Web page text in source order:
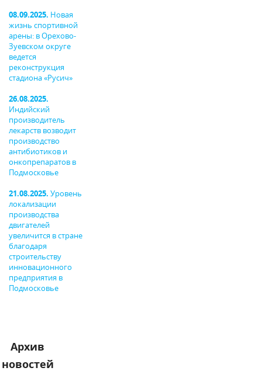
08.09.2025. Новая
жизнь спортивной
арены: в Орехово-
Зуевском округе
ведется
реконструкция
стадиона «Русич»
26.08.2025.
Индийский
производитель
лекарств возводит
производство
антибиотиков и
онкопрепаратов в
Подмосковье
21.08.2025. Уровень
локализации
производства
двигателей
увеличится в стране
благодаря
строительству
инновационного
предприятия в
Подмосковье
Архив
новостей